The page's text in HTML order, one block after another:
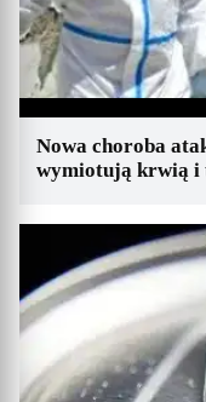
Nowa choroba
wymiotują krwią i